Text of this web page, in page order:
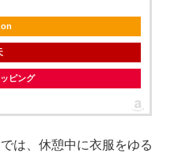
ピング
は、休憩中に衣服をゆる